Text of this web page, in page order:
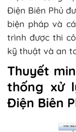
Điện Biên Phủ
biện pháp và
trình được thi
kỹ thuật và an
Thuyết
thống xử
Điện Biên